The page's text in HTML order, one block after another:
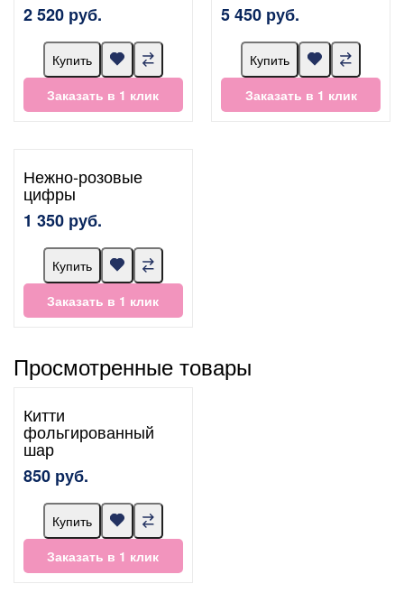
2 520 руб.
Купить
Заказать в 1 клик
5 450 руб.
Купить
Заказать в 1 клик
Нежно-розовые
цифры
1 350 руб.
Купить
Заказать в 1 клик
Просмотренные товары
Китти
фольгированный
шар
850 руб.
Купить
Заказать в 1 клик